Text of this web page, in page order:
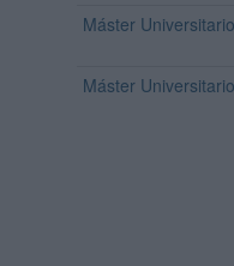
Máster
Máster